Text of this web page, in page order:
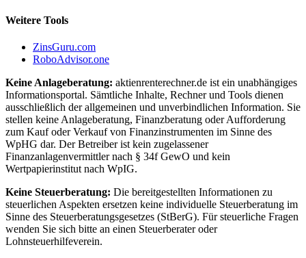
Weitere Tools
ZinsGuru.com
RoboAdvisor.one
Keine Anlageberatung: aktienrenterechner.de ist ein unabhängiges
Informationsportal. Sämtliche Inhalte, Rechner und Tools dienen
ausschließlich der allgemeinen und unverbindlichen Information. Sie
stellen keine Anlageberatung, Finanzberatung oder Aufforderung
zum Kauf oder Verkauf von Finanzinstrumenten im Sinne des
WpHG dar. Der Betreiber ist kein zugelassener
Finanzanlagenvermittler nach § 34f GewO und kein
Wertpapierinstitut nach WpIG.
Keine Steuerberatung: Die bereitgestellten Informationen zu
steuerlichen Aspekten ersetzen keine individuelle Steuerberatung im
Sinne des Steuerberatungsgesetzes (StBerG). Für steuerliche Fragen
wenden Sie sich bitte an einen Steuerberater oder
Lohnsteuerhilfeverein.